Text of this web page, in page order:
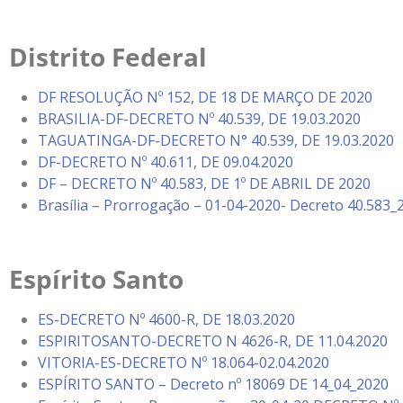
Distrito Federal
DF RESOLUÇÃO Nº 152, DE 18 DE MARÇO DE 2020
BRASILIA-DF-DECRETO Nº 40.539, DE 19.03.2020
TAGUATINGA-DF-DECRETO N° 40.539, DE 19.03.2020
DF-DECRETO Nº 40.611, DE 09.04.2020
DF – DECRETO Nº 40.583, DE 1º DE ABRIL DE 2020
Brasília – Prorrogação – 01-04-2020- Decreto
Espírito Santo
ES-DECRETO Nº 4600-R, DE 18.03.2020
ESPIRITOSANTO-DECRETO N 4626-R, DE 11.04.2020
VITORIA-ES-DECRETO Nº 18.064-02.04.2020
ESPÍRITO SANTO – Decreto nº 18069 DE 14_04_2020